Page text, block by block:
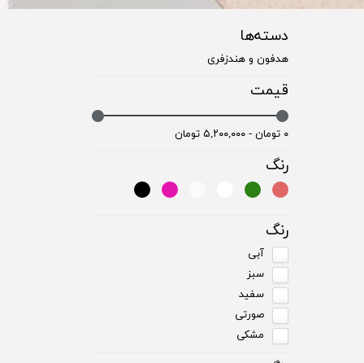
دسته‌ها
هدفون و هندزفری
قیمت
۰ تومان - ۵,۲۰۰,۰۰۰ تومان
رنگ
رنگ
آبی
سبز
سفید
صورتی
مشکی